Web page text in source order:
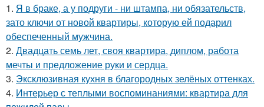
1. Я в браке, а у подруги - ни штампа, ни обязательств,
зато ключи от новой квартиры, которую ей подарил
обеспеченный мужчина.
2. Двадцать семь лет, своя квартира, диплом, работа
мечты и предложение руки и сердца.
3. Эксклюзивная кухня в благородных зелёных оттенках.
4. Интерьер с теплыми воспоминаниями: квартира для